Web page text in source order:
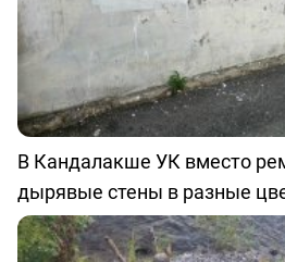
В Кандалакше УК вместо
дырявые стены в разные